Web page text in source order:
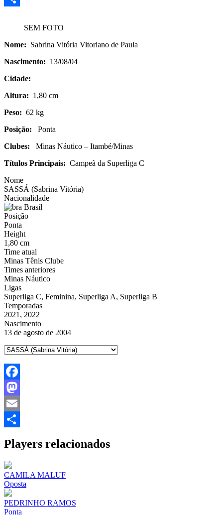
SEM FOTO
Nome: Sabrina Vitória Vitoriano de Paula
Nascimento: 13/08/04
Cidade:
Altura: 1,80 cm
Peso: 62 kg
Posição: Ponta
Clubes: Minas Náutico – Itambé/Minas
Títulos Principais: Campeã da Superliga C
Nome
SASSÁ (Sabrina Vitória)
Nacionalidade
Brasil
Posição
Ponta
Height
1,80 cm
Time atual
Minas Tênis Clube
Times anteriores
Minas Náutico
Ligas
Superliga C, Feminina, Superliga A, Superliga B
Temporadas
2021, 2022
Nascimento
13 de agosto de 2004
Facebook
Mastodon
Email
Players relacionados
CAMILA MALUF
Oposta
PEDRINHO RAMOS
Ponta